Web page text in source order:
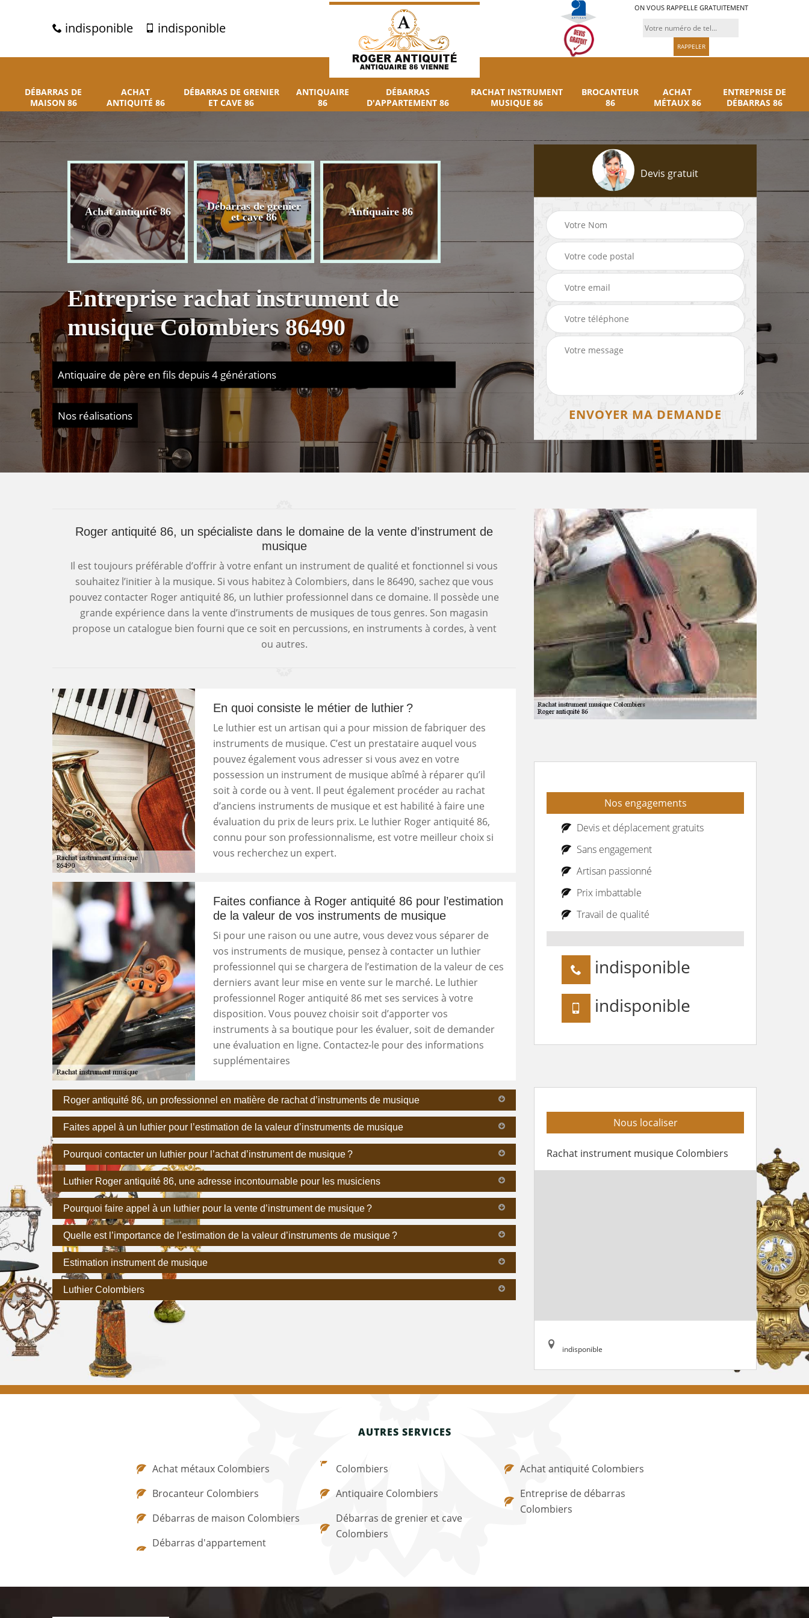
indisponible indisponible
ON VOUS RAPPELLE GRATUITEMENT
DÉBARRAS DE
MAISON 86
ACHAT
ANTIQUITÉ 86
DÉBARRAS DE GRENIER
ET CAVE 86
ANTIQUAIRE
86
DÉBARRAS
D'APPARTEMENT 86
RACHAT INSTRUMENT
MUSIQUE 86
BROCANTEUR
86
ACHAT
MÉTAUX 86
ENTREPRISE DE
DÉBARRAS 86
Achat antiquité 86
Débarras de grenier
et cave 86
Antiquaire 86
d'appartement 86
Brocanteur 86
Entreprise rachat instrument de
musique Colombiers 86490
Antiquaire de père en fils depuis 4 générations
Nos réalisations
Devis gratuit
Roger antiquité 86, un spécialiste dans le domaine de la vente d’instrument de
musique
Il est toujours préférable d’offrir à votre enfant un instrument de qualité et fonctionnel si vous
souhaitez l’initier à la musique. Si vous habitez à Colombiers, dans le 86490, sachez que vous
pouvez contacter Roger antiquité 86, un luthier professionnel dans ce domaine. Il possède une
grande expérience dans la vente d’instruments de musiques de tous genres. Son magasin
propose un catalogue bien fourni que ce soit en percussions, en instruments à cordes, à vent
ou autres.
En quoi consiste le métier de luthier ?
Le luthier est un artisan qui a pour mission de fabriquer des
instruments de musique. C’est un prestataire auquel vous
pouvez également vous adresser si vous avez en votre
possession un instrument de musique abîmé à réparer qu’il
soit à corde ou à vent. Il peut également procéder au rachat
d’anciens instruments de musique et est habilité à faire une
évaluation du prix de leurs prix. Le luthier Roger antiquité 86,
connu pour son professionnalisme, est votre meilleur choix si
vous recherchez un expert.
Faites confiance à Roger antiquité 86 pour l’estimation
de la valeur de vos instruments de musique
Si pour une raison ou une autre, vous devez vous séparer de
vos instruments de musique, pensez à contacter un luthier
professionnel qui se chargera de l’estimation de la valeur de ces
derniers avant leur mise en vente sur le marché. Le luthier
professionnel Roger antiquité 86 met ses services à votre
disposition. Vous pouvez choisir soit d’apporter vos
instruments à sa boutique pour les évaluer, soit de demander
une évaluation en ligne. Contactez-le pour des informations
supplémentaires
Roger antiquité 86, un professionnel en matière de rachat d’instruments de musique
Faites appel à un luthier pour l’estimation de la valeur d’instruments de musique
Pourquoi contacter un luthier pour l’achat d’instrument de musique ?
Luthier Roger antiquité 86, une adresse incontournable pour les musiciens
Pourquoi faire appel à un luthier pour la vente d’instrument de musique ?
Quelle est l’importance de l’estimation de la valeur d’instruments de musique ?
Estimation instrument de musique
Luthier Colombiers
Nos engagements
Devis et déplacement gratuits
Sans engagement
Artisan passionné
Prix imbattable
Travail de qualité
indisponible
indisponible
Nous localiser
Rachat instrument musique Colombiers
indisponible
AUTRES SERVICES
Achat métaux Colombiers
Brocanteur Colombiers
Débarras de maison Colombiers
Débarras d'appartement
Colombiers
Antiquaire Colombiers
Débarras de grenier et cave
Colombiers
Achat antiquité Colombiers
Entreprise de débarras
Colombiers